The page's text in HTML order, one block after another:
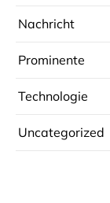
Nachricht
Prominente
Technologie
Uncategorized